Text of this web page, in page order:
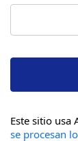
Este sitio usa
se procesan